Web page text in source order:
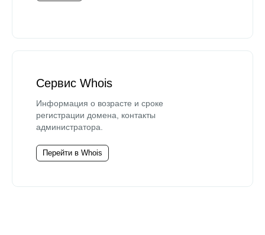
Сервис Whois
Информация о возрасте и сроке
регистрации домена, контакты
администратора.
Перейти в Whois